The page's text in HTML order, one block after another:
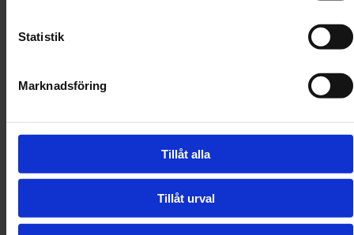
Statistik
Marknadsföring
Tillåt alla
Tillåt urval